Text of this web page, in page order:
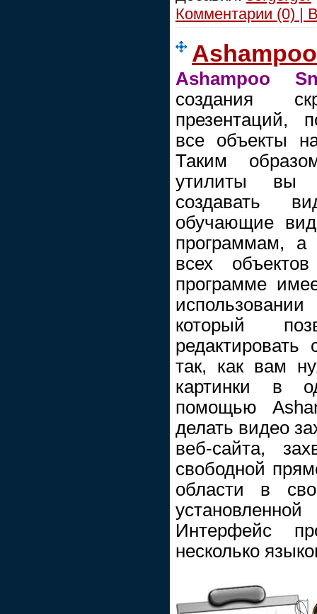
Комментарии (0) |
Ashampoo
создания
презентаций,
все объекты
Таким
утилиты вы
создавать
обучающие
программам, а
всех
программе
который
так, как вам
картинки в
помощью
делать видео
веб-сайта,
свободной
области в
Интерфейс
несколько